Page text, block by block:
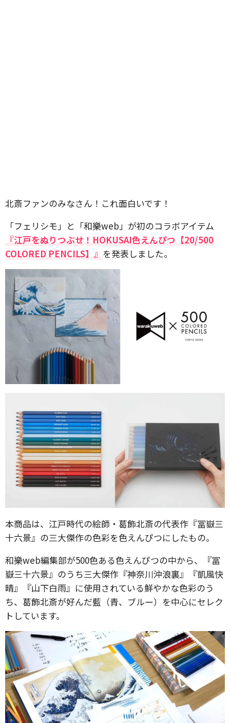
北斎ファンのみなさん！これ面白いです！
「フェリシモ」と「和樂web」が初のコラボアイテム
『江戸をぬりつぶせ！HOKUSAI色えんぴつ【20/500
COLORED PENCILS】』 を発表しました。
本商品は、江戸時代の絵師・葛飾北斎の代表作『冨嶽三
十六景』の三大傑作の色彩を色えんぴつにしたもの。
和樂web編集部が500色ある色えんぴつの中から、『冨
嶽三十六景』のうち三大傑作『神奈川沖浪裏』『凱風快
晴』『山下白雨』に使用されている鮮やかな色彩のう
ち、葛飾北斎が好んだ藍（青、ブルー）を中心にセレク
トしています。